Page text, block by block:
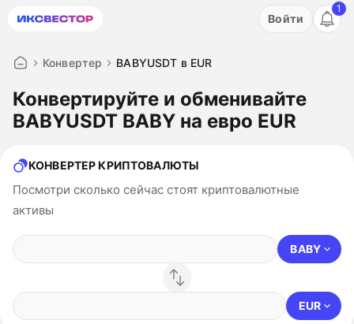
Акция: бесплатный пробный период на 3 дня!
Войти
1
Конвертер BABYUSDT в EUR
Конвертируйте и обменивайте
BABYUSDT BABY на евро EUR
КОНВЕРТЕР КРИПТОВАЛЮТЫ
Посмотри сколько сейчас стоят криптовалютные
активы
BABY
EUR